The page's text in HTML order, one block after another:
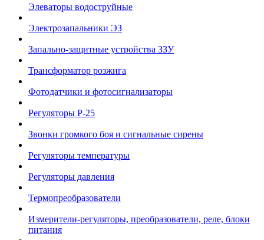
Элеваторы водоструйные
Электрозапальники ЭЗ
Запально-защитные устройства ЗЗУ
Трансформатор розжига
Фотодатчики и фотосигнализаторы
Регуляторы Р-25
Звонки громкого боя и сигнальные сирены
Регуляторы температуры
Регуляторы давления
Термопреобразователи
Измерители-регуляторы, преобразователи, реле, блоки
питания